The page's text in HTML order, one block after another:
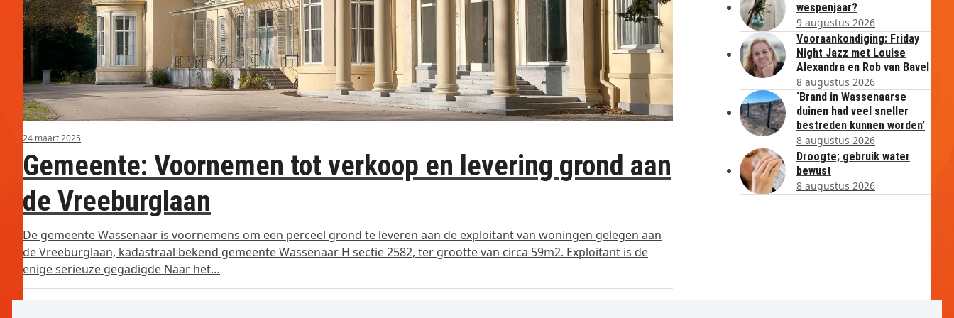
24 maart 2025
Gemeente: Voornemen tot verkoop en levering grond aan
de Vreeburglaan
De gemeente Wassenaar is voornemens om een perceel grond te leveren aan de exploitant van woningen gelegen aan
de Vreeburglaan, kadastraal bekend gemeente Wassenaar H sectie 2582, ter grootte van circa 59m2. Exploitant is de
enige serieuze gegadigde Naar het…
wespenjaar?
9 augustus 2026
Vooraankondiging: Friday
Night Jazz met Louise
Alexandra en Rob van Bavel
8 augustus 2026
‘Brand in Wassenaarse
duinen had veel sneller
bestreden kunnen worden’
8 augustus 2026
Droogte; gebruik water
bewust
8 augustus 2026